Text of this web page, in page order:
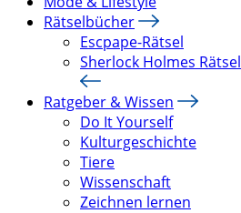
Rätselbücher
Escpape-Rätsel
Sherlock Holmes Rätsel
Ratgeber & Wissen
Do It Yourself
Kulturgeschichte
Tiere
Wissenschaft
Zeichnen lernen